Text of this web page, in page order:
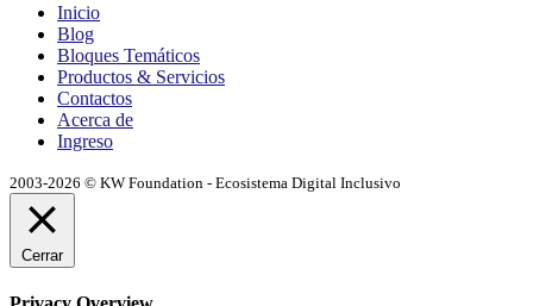
Inicio
Blog
Bloques Temáticos
Productos & Servicios
Contactos
Acerca de
Ingreso
2003-2026 © KW Foundation - Ecosistema Digital Inclusivo
Cerrar